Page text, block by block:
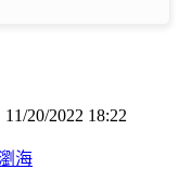
20/2022 18:22
海